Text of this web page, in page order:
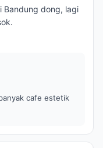
Bandung dong, lagi
cafe estetik